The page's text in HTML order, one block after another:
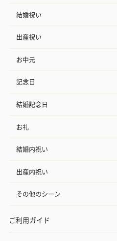
結婚祝い
出産祝い
お中元
記念日
結婚記念日
お礼
結婚内祝い
出産内祝い
その他のシーン
ご利用ガイド